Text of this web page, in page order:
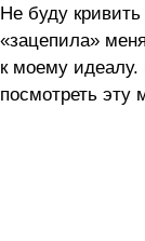
Не буду
«зацепила»
к моему
посмотреть эту